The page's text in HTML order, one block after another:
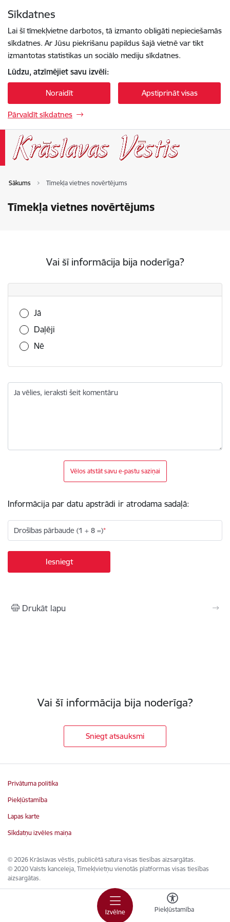
Sīkdatnes
Lai šī tīmekļvietne darbotos, tā izmanto obligāti nepieciešamās
sīkdatnes. Ar Jūsu piekrišanu papildus šajā vietnē var tikt
izmantotas statistikas un sociālo mediju sīkdatnes.
Lūdzu, atzīmējiet savu izvēli:
Noraidīt Apstiprināt visas
Pārvaldīt sīkdatnes
Izvēlne Piekļūstamība
Sākums Tīmekļa vietnes novērtējums
Tīmekļa vietnes novērtējums
Vai šī informācija bija noderīga?
Vai šī informācija bija noderīga?
Jā
Daļēji
Nē
Ja vēlies, ieraksti šeit komentāru
Vēlos atstāt savu e-pastu saziņai
Informācija par datu apstrādi ir atrodama sadaļā:
Drošības pārbaude (1 + 8 =)
Drukāt lapu
Vai šī informācija bija noderīga?
Sniegt atsauksmi
© 2026 Krāslavas vēstis, publicētā satura visas tiesības aizsargātas.
© 2020 Valsts kanceleja, Tīmekļvietņu vienotās platformas visas tiesības
aizsargātas.
Privātuma politika
Piekļūstamība
Lapas karte
Sīkdatņu izvēles maiņa